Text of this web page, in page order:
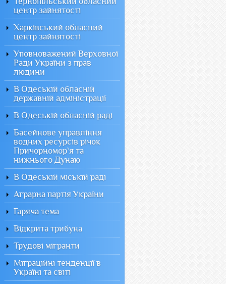
центр зайнятості
Харківський обласний
центр зайнятості
Уповноважений Верховної
Ради України з прав
людини
В Одеській обласній
державній адміністрації
В Одеській обласній раді
Басейнове управління
водних ресурсів річок
Причорномор`я та
нижнього Дунаю
В Одеській міській раді
Аграрна партія України
Гаряча тема
Відкрита трибуна
Трудові мігранти
Міграційні тенденції в
Україні та світі